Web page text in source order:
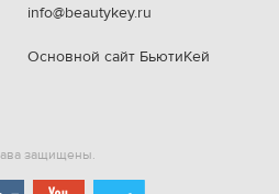
info@beautykey.ru
Основной сайт БьютиКей
защищены.